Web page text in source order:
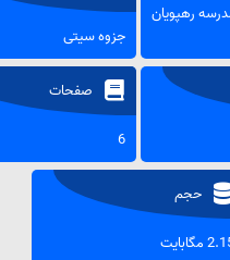
رهپویان
جزوه سیتی
صفحات
6
حجم
مگابایت